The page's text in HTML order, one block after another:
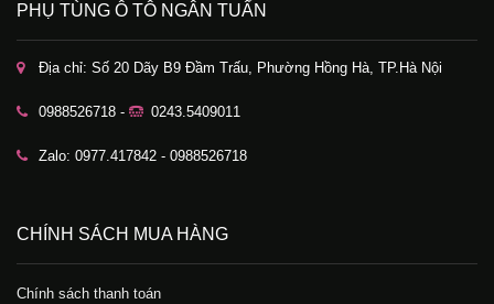
PHỤ TÙNG Ô TÔ NGÂN TUẤN
Địa chỉ: Số 20 Dãy B9 Đầm Trấu, Phường Hồng Hà, TP.Hà Nội
0988526718 - 0243.5409011
Zalo: 0977.417842 - 0988526718
CHÍNH SÁCH MUA HÀNG
Chính sách thanh toán